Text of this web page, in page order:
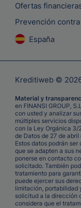
Ofertas
Prevención
España
Kreditiweb ©
Material y
en FINANSI GROUP,
con usted y analizar
múltiples servicios
con la Ley Orgánica 3/
de Datos de 27 de
Estos datos podrán
que se adapten a sus
ponerse en contacto
solicitado. También
tratamiento para
puede ejercer sus
limitación, portabilidad
solicitud a la dirección
considera que el